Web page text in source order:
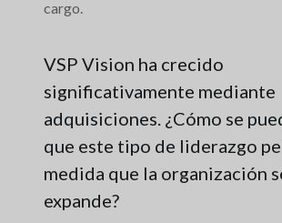
cargo.
VSP Vision ha crecido
significativamente mediante
adquisiciones. ¿Cómo se
que este tipo de liderazgo
medida que la organización
expande?